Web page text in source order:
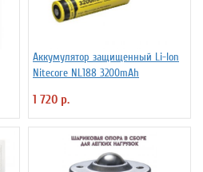
Аккумулятор защищенный Li-Ion
Niteсore NL188 3200mAh
1 720 р.